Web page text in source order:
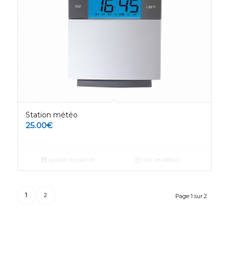
Station météo
25.00€
Page 1 sur 2
1 2